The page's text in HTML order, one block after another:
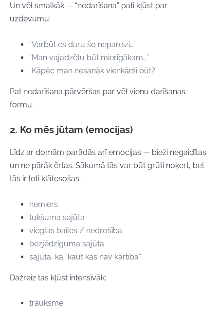
Un vēl smalkāk — “nedarīšana” pati kļūst par
uzdevumu:
“Varbūt es daru šo nepareizi…”
“Man vajadzētu būt mierīgākam…”
“Kāpēc man nesanāk vienkārši būt?”
Pat nedarīšana pārvēršas par vēl vienu darīšanas
formu.
2. Ko mēs jūtam (emocijas)
Līdz ar domām parādās arī emocijas — bieži negaidītas
un ne pārāk ērtas. Sākumā tās var būt grūti noķert, bet
tās ir ļoti klātesošas :
nemiers
tukšuma sajūta
vieglas bailes / nedrošība
bezjēdzīguma sajūta
sajūta, ka “kaut kas nav kārtībā”
Dažreiz tas kļūst intensīvāk:
trauksme